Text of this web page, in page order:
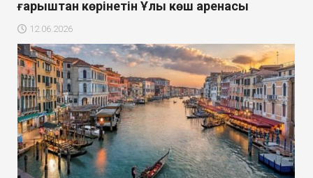
ғарыштан көрінетін Ұлы көш аренасы
12.06.2026